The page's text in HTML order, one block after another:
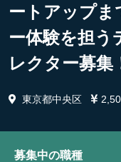
ートアップま
ー体験を担う
レクター募
東京都中央区
募集中の職種